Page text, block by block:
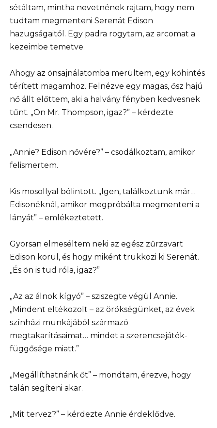
sétáltam, mintha nevetnének rajtam, hogy nem
tudtam megmenteni Serenát Edison
hazugságaitól. Egy padra rogytam, az arcomat a
kezeimbe temetve.
Ahogy az önsajnálatomba merültem, egy köhintés
térített magamhoz. Felnézve egy magas, ősz hajú
nő állt előttem, aki a halvány fényben kedvesnek
tűnt. „Ön Mr. Thompson, igaz?” – kérdezte
csendesen.
„Annie? Edison nővére?” – csodálkoztam, amikor
felismertem.
Kis mosollyal bólintott. „Igen, találkoztunk már…
Edisonéknál, amikor megpróbálta megmenteni a
lányát” – emlékeztetett.
Gyorsan elmeséltem neki az egész zűrzavart
Edison körül, és hogy miként trükközi ki Serenát.
„És ön is tud róla, igaz?”
„Az az álnok kígyó” – sziszegte végül Annie.
„Mindent eltékozolt – az örökségünket, az évek
színházi munkájából származó
megtakarításaimat… mindet a szerencsejáték-
függősége miatt.”
„Megállíthatnánk őt” – mondtam, érezve, hogy
talán segíteni akar.
„Mit tervez?” – kérdezte Annie érdeklődve.